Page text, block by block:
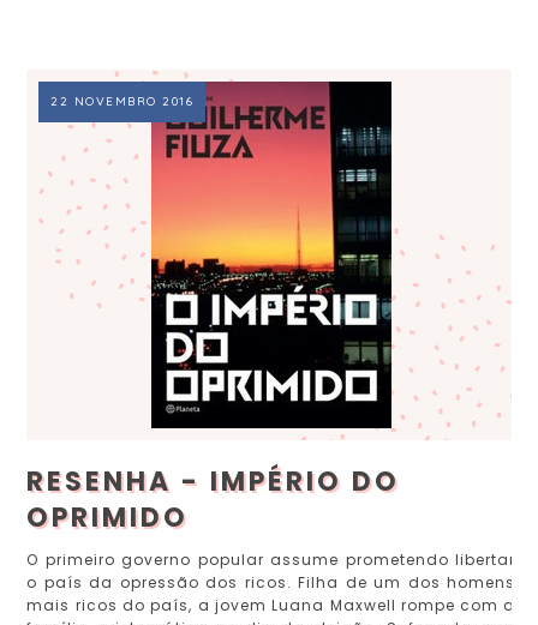
22 NOVEMBRO 2016
RESENHA - IMPÉRIO DO
OPRIMIDO
O primeiro governo popular assume prometendo libertar
o país da opressão dos ricos. Filha de um dos homens
mais ricos do país, a jovem Luana Maxwell rompe com a